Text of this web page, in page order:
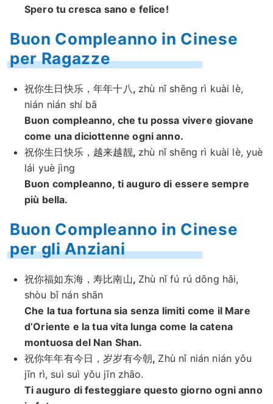
Spero tu cresca sano e felice!
Buon Compleanno in Cinese
per Ragazze
祝你生日快乐，年年十八, zhù nǐ shēnɡ rì kuài lè,
nián nián shí bā
Buon compleanno, che tu possa vivere giovane
come una diciottenne ogni anno.
祝你生日快乐，越来越靓, zhù nǐ shēnɡ rì kuài lè, yuè
lái yuè jìng
Buon compleanno, ti auguro di essere sempre
più bella.
Buon Compleanno in Cinese
per gli Anziani
祝你福如东海，寿比南山, Zhù nǐ fú rú dōng hǎi,
shòu bǐ nán shān
Che la tua fortuna sia senza limiti come il Mare
d’Oriente e la tua vita lunga come la catena
montuosa del Nan Shan.
祝你年年有今日，岁岁有今朝, Zhù nǐ nián nián yǒu
jīn rì, suì suì yǒu jīn zhāo.
Ti auguro di festeggiare questo giorno ogni anno